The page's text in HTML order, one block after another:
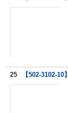
25 【502-3102-